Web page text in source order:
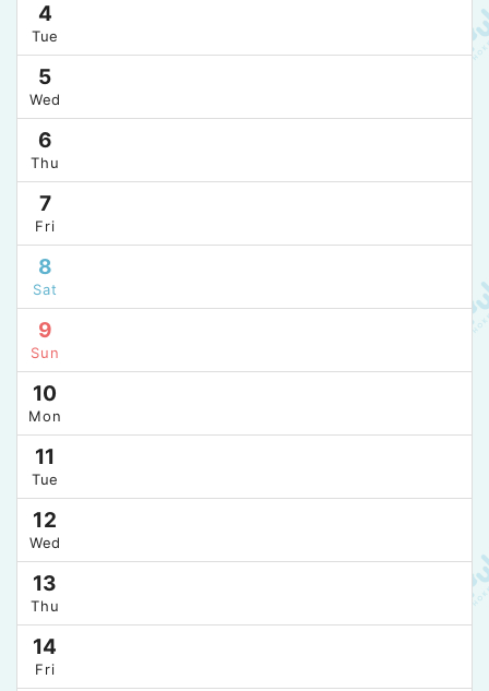
4
Tue
5
Wed
6
Thu
7
Fri
8
Sat
9
Sun
10
Mon
11
Tue
12
Wed
13
Thu
14
Fri